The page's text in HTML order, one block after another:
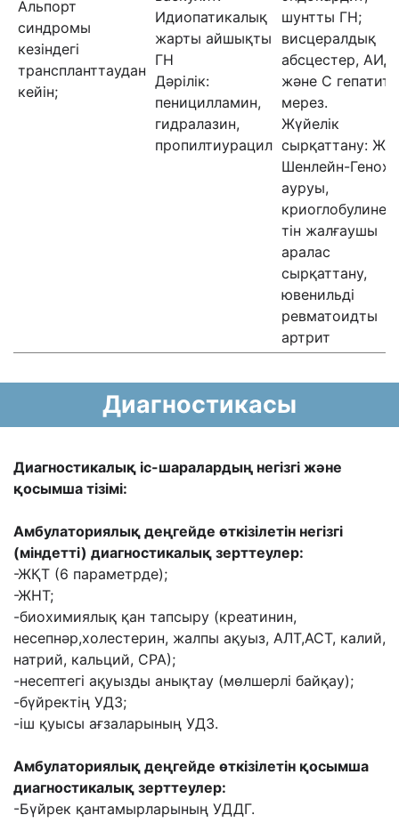
Альпорт
синдромы
кезіндегі
транспланттаудан
кейін;
Идиопатикалық
жарты айшықты
ГН
Дәрілік:
пеницилламин,
гидралазин,
пропилтиурацил
шунтты ГН;
висцералдық
абсцестер,
және С гепатиті,
мерез.
Жүйелік
сырқаттану:
Шенлейн-Генох
ауруы,
тін жалғаушы
аралас
сырқаттану,
ювенильді
ревматоидты
артрит
Диагностикасы
Диагностикалық іс-шаралардың негізгі және
қосымша тізімі:
Амбулаториялық деңгейде өткізілетін негізгі
(міндетті) диагностикалық зерттеулер:
-ЖҚТ (6 параметрде);
-ЖНТ;
-биохимиялық қан тапсыру (креатинин,
несепнәр,холестерин, жалпы ақуыз, АЛТ,АСТ, калий,
натрий, кальций, СРА);
-несептегі ақуызды анықтау (мөлшерлі байқау);
-бүйректің УДЗ;
-іш қуысы ағзаларының УДЗ.
Амбулаториялық деңгейде өткізілетін қосымша
диагностикалық зерттеулер:
-Бүйрек қантамырларының УДДГ.